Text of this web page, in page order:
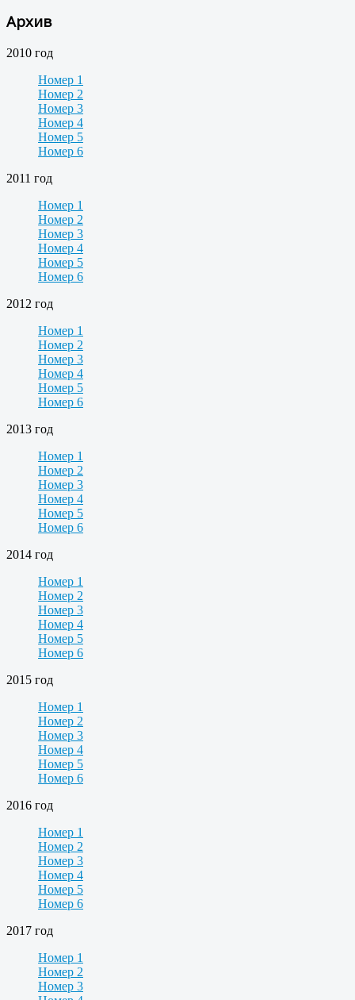
Архив
2010 год
Номер 1
Номер 2
Номер 3
Номер 4
Номер 5
Номер 6
2011 год
Номер 1
Номер 2
Номер 3
Номер 4
Номер 5
Номер 6
2012 год
Номер 1
Номер 2
Номер 3
Номер 4
Номер 5
Номер 6
2013 год
Номер 1
Номер 2
Номер 3
Номер 4
Номер 5
Номер 6
2014 год
Номер 1
Номер 2
Номер 3
Номер 4
Номер 5
Номер 6
2015 год
Номер 1
Номер 2
Номер 3
Номер 4
Номер 5
Номер 6
2016 год
Номер 1
Номер 2
Номер 3
Номер 4
Номер 5
Номер 6
2017 год
Номер 1
Номер 2
Номер 3